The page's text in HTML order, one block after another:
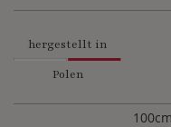
hergestellt in
Polen